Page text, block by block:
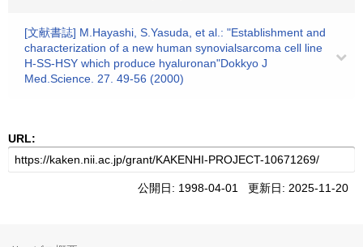
[文献書誌] M.Hayashi, S.Yasuda, et al.: "Establishment and
characterization of a new human synovialsarcoma cell line
H-SS-HSY which produce hyaluronan"Dokkyo J
Med.Science. 27. 49-56 (2000)
URL:
公開日: 1998-04-01 更新日: 2025-11-20